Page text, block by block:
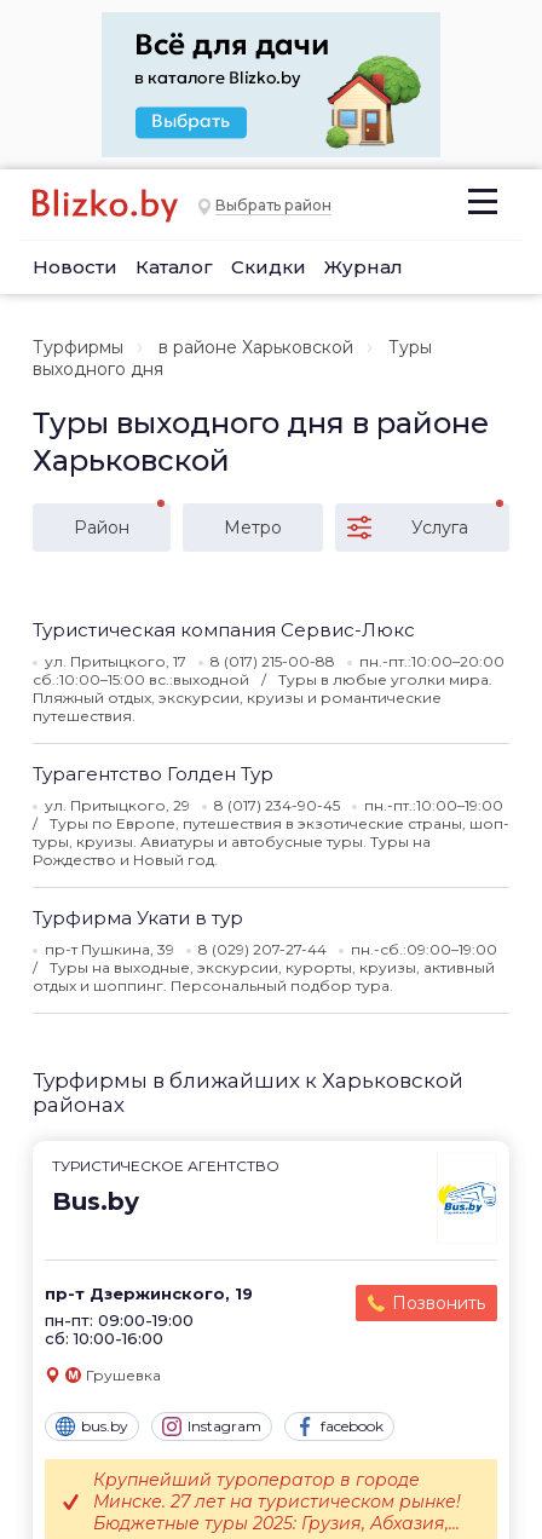
Выбрать район
Новости Каталог Скидки Журнал
Турфирмы в районе Харьковской
Туры
выходного дня
Туры выходного дня в районе
Харьковской
Район Метро Услуга
Туристическая компания Сервис-Люкс
ул. Притыцкого, 17 8 (017) 215-00-88
пн.-пт.:10:00–20:00
сб.:10:00–15:00 вс.:выходной
Туры в любые уголки мира.
Пляжный отдых, экскурсии, круизы и романтические
путешествия.
Турагентство Голден Тур
ул. Притыцкого, 29 8 (017) 234-90-45
пн.-пт.:10:00–19:00
Туры по Европе, путешествия в экзотические страны, шоп-
туры, круизы. Авиатуры и автобусные туры. Туры на
Рождество и Новый год.
Турфирма Укати в тур
пр-т Пушкина, 39 8 (029) 207-27-44
пн.-сб.:09:00–19:00
Туры на выходные, экскурсии, курорты, круизы, активный
отдых и шоппинг. Персональный подбор тура.
Турфирмы в ближайших к Харьковской
районах
ТУРИСТИЧЕСКОЕ АГЕНТСТВО
Bus.by
пр-т Дзержинского, 19
пн-пт: 09:00-19:00
сб: 10:00-16:00
Позвонить
Грушевка
bus.by Instagram facebook
Крупнейший туроператор в городе
Минске. 27 лет на туристическом рынке!
Бюджетные туры 2025: Грузия, Абхазия,...